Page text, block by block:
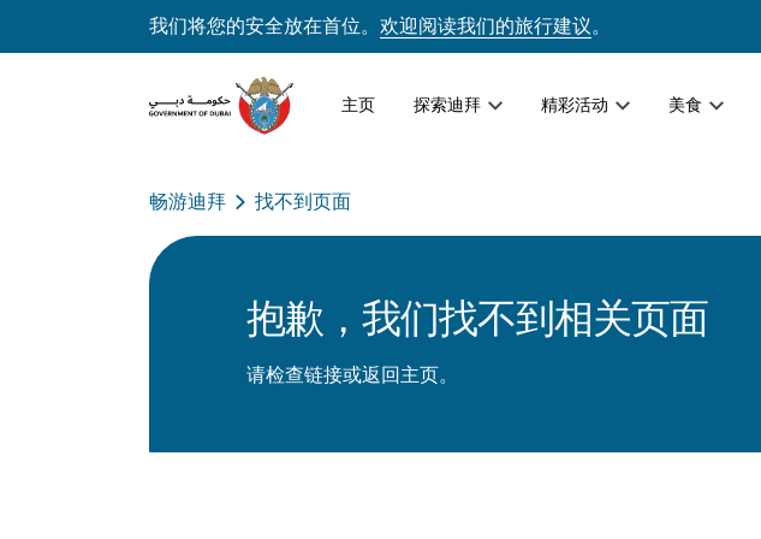
我们将您的安全放在首位。 欢迎阅读我们的旅行建议。
主页 探索迪拜 精彩活动 美食
畅游迪拜 找不到页面
抱歉，我们找不到相关页面
请检查链接或返回主页。